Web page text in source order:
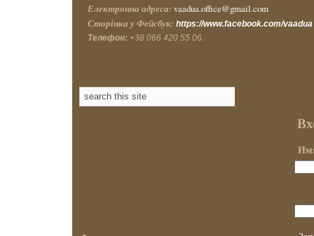
Електронна адреса: vaadua.office@gmail.com
Сторінка у Фейсбук: https://www.facebook.com/vaadua
Телефон: +38 066 420 55 06.